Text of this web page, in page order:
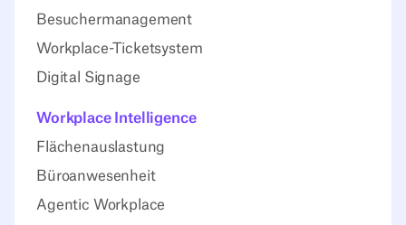
Besuchermanagement
Workplace-Ticketsystem
Digital Signage
Workplace Intelligence
Flächenauslastung
Büroanwesenheit
Agentic Workplace